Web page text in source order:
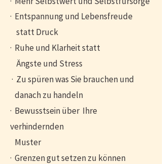
· Entspannung und Lebensfreude
statt Druck
· Ruhe und Klarheit statt
Ängste und Stress
· Zu spüren was Sie brauchen und
danach zu handeln
· Bewusstsein über Ihre
verhindernden
Muster
· Grenzen gut setzen zu können